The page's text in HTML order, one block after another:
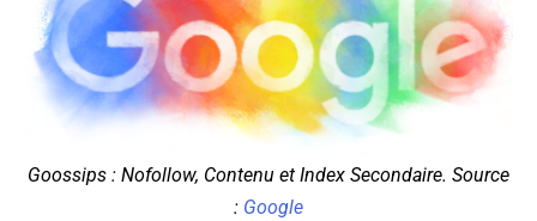
Goossips : Nofollow, Contenu et Index Secondaire. Source
: Google